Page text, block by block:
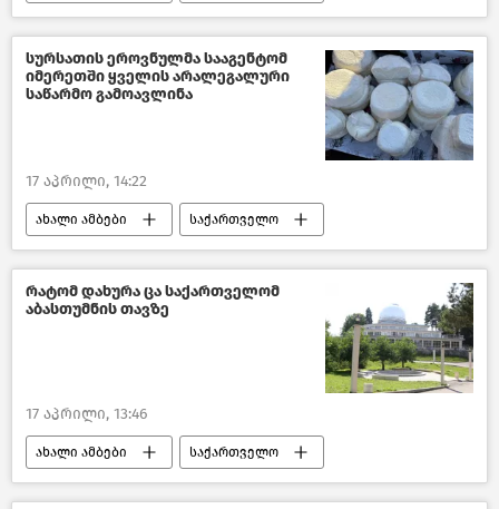
განათლება საქართველოში
საქართველოს განათლებისა და მეცნიერების სამინისტრო
საზოგადოება
შეფასებისა და გამოცდების ეროვნული ცენტრი
სურსათის ეროვნულმა სააგენტომ
იმერეთში ყველის არალეგალური
საწარმო გამოავლინა
17 აპრილი, 14:22
ახალი ამბები საქართველო
სურსათის ეროვნული სააგენტო
რატომ დახურა ცა საქართველომ
აბასთუმნის თავზე
17 აპრილი, 13:46
ახალი ამბები საქართველო
საქართველოს ეკონომიკისა და მდგრადი განვითარების სამინისტრო